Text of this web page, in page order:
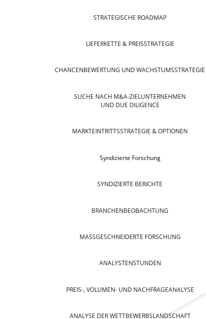
STRATEGISCHE ROADMAP
LIEFERKETTE & PREISSTRATEGIE
CHANCENBEWERTUNG UND WACHSTUMSSTRATEGIE
SUCHE NACH M&A-ZIELUNTERNEHMEN
UND DUE DILIGENCE
MARKTEINTRITTSSTRATEGIE & OPTIONEN
Syndizierte Forschung
SYNDIZIERTE BERICHTE
BRANCHENBEOBACHTUNG
MASSGESCHNEIDERTE FORSCHUNG
ANALYSTENSTUNDEN
PREIS-, VOLUMEN- UND NACHFRAGEANALYSE
ANALYSE DER WETTBEWERBSLANDSCHAFT